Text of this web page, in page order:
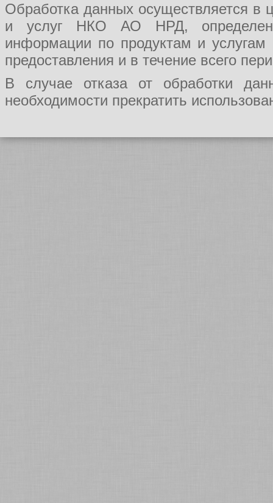
Обработка данных осуществляется в
и услуг НКО АО НРД, определения
информации по продуктам и
предоставления и в течение всего
В случае отказа от обработки
необходимости прекратить